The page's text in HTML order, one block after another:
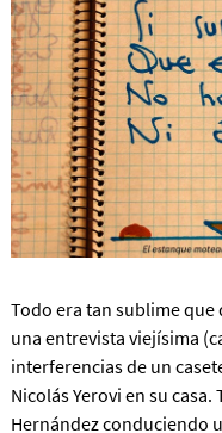
Todo era tan sublime
una entrevista viejísima
interferencias de un
Nicolás Yerovi en su
Hernández conduciendo